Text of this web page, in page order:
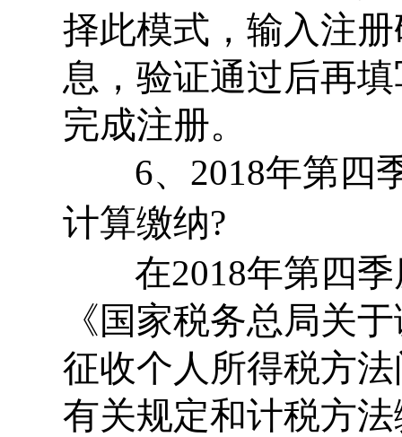
择此模式，输入注
息，验证通过后再
完成注册。
6、2018年第四
计算缴纳?
在2018年第四季
《国家税务总局关
征收个人所得税方
有关规定和计税方